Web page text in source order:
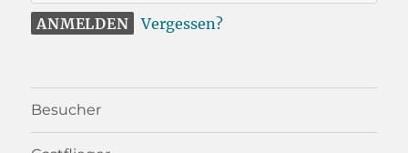
Vergessen?
Besucher